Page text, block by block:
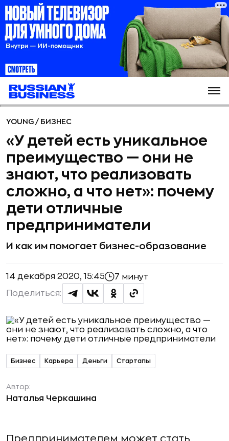
YOUNG / БИЗНЕС
«У детей есть уникальное
преимущество — они не
знают, что реализовать
сложно, а что нет»: почему
дети отличные
предприниматели
И как им помогает бизнес-образование
14 декабря 2020, 15:45 7 минут
Поделиться:
Бизнес Карьера Деньги Стартапы
Автор:
Наталья Черкашина
Предпринимателем может стать